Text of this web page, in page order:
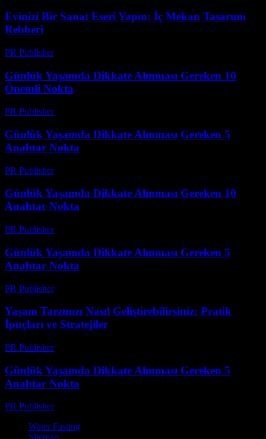
Evinizi Bir Sanat Eseri Yapın: İç Mekan Tasarımı
Rehberi
PR Publisher-
Günlük Yaşamda Dikkate Alınması Gereken 10
Önemli Nokta
PR Publisher-
Günlük Yaşamda Dikkate Alınması Gereken 5
Anahtar Nokta
PR Publisher-
Günlük Yaşamda Dikkate Alınması Gereken 10
Anahtar Nokta
PR Publisher-
Günlük Yaşamda Dikkate Alınması Gereken 5
Anahtar Nokta
PR Publisher-
Yaşam Tarzınızı Nasıl Geliştirebilirsiniz: Pratik
İpuçları ve Stratejiler
PR Publisher-
Günlük Yaşamda Dikkate Alınması Gereken 5
Anahtar Nokta
PR Publisher-
Water Fasting